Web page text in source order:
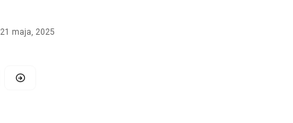
21 maja, 2025